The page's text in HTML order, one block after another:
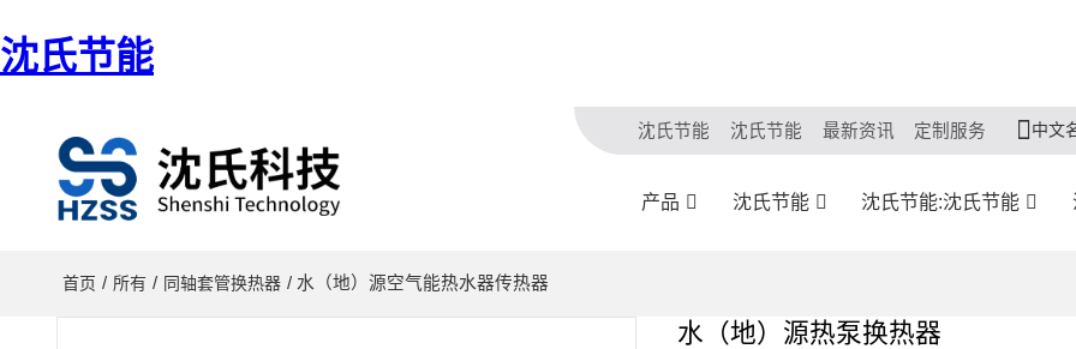
沈氏节能
沈氏节能 沈氏节能 最新资讯 定制服务 中文
产品 沈氏节能 沈氏节能:沈氏节能
首页 / 所有 / 同轴套管换热器 / 水（地）源空气能热水器传热器
水（地）源热泵换热器